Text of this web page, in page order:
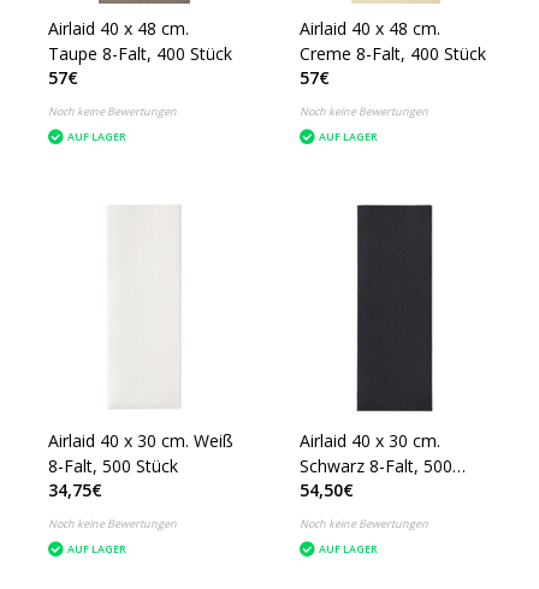
Airlaid 40 x 48 cm.
Taupe 8-Falt, 400 Stück
57€
Noch keine Bewertungen
AUF LAGER
Airlaid 40 x 48 cm.
Creme 8-Falt, 400 Stück
57€
Noch keine Bewertungen
AUF LAGER
Airlaid 40 x 30 cm. Weiß
8-Falt, 500 Stück
34,75€
Noch keine Bewertungen
AUF LAGER
Airlaid 40 x 30 cm.
Schwarz 8-Falt, 500
Stück
54,50€
Noch keine Bewertungen
AUF LAGER